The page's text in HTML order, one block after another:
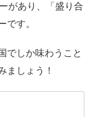
があり、「盛り合
です。
でしか味わうこと
ましょう！